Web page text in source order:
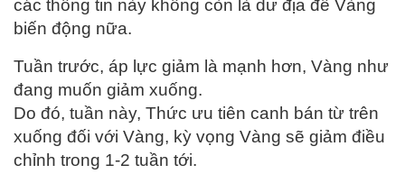
các thông tin này không còn là dư địa để Vàng
biến động nữa.
Tuần trước, áp lực giảm là mạnh hơn, Vàng như
đang muốn giảm xuống.
Do đó, tuần này, Thức ưu tiên canh bán từ trên
xuống đối với Vàng, kỳ vọng Vàng sẽ giảm điều
chỉnh trong 1-2 tuần tới.